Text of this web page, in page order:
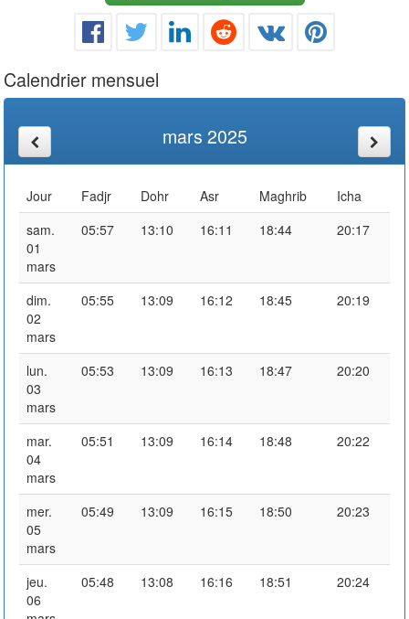
Calendrier mensuel
mars 2025
Jour Fadjr Dohr Asr Maghrib
Icha
sam.
01
mars
05:57 13:10 16:11 18:44 20:17
dim.
02
mars
05:55 13:09 16:12 18:45 20:19
lun.
03
mars
05:53 13:09 16:13 18:47 20:20
mar.
04
mars
05:51 13:09 16:14 18:48 20:22
mer.
05
mars
05:49 13:09 16:15 18:50 20:23
jeu.
06
05:48 13:08 16:16 18:51 20:24